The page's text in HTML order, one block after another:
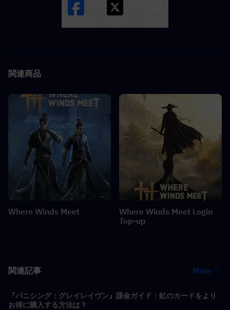
関連商品
Where Winds Meet
Where Winds Meet Login
Top-up
関連記事 More
『パニシング：グレイレイヴン』課金ガイド：虹のカードをより
お得に購入する方法は？